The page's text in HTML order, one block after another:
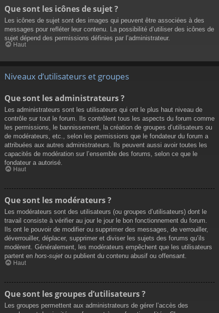
Que sont les icônes de sujet ?
Les icônes de sujet sont des images qui peuvent être associées à des
messages pour refléter leur contenu. La possibilité d’utiliser des icônes de
sujet dépend des permissions définies par l’administrateur.
Haut
Niveaux d’utilisateurs et groupes
Que sont les administrateurs ?
Les administrateurs sont les utilisateurs qui ont le plus haut niveau de
contrôle sur tout le forum. Ils contrôlent tous les aspects du forum comme
les permissions, le bannissement, la création de groupes d’utilisateurs ou
de modérateurs, etc., selon les permissions que le fondateur du forum a
attribuées aux autres administrateurs. Ils peuvent aussi avoir toutes les
capacités de modération sur l’ensemble des forums, selon ce que le
fondateur a autorisé.
Haut
Que sont les modérateurs ?
Les modérateurs sont des utilisateurs (ou groupes d’utilisateurs) dont le
travail consiste à vérifier au jour le jour le bon fonctionnement du forum.
Ils ont le pouvoir de modifier ou supprimer des messages, de verrouiller,
déverrouiller, déplacer, supprimer et diviser les sujets des forums qu’ils
modèrent. Généralement, les modérateurs empêchent que les utilisateurs
partent en hors-sujet ou publient du contenu abusif ou offensant.
Haut
Que sont les groupes d’utilisateurs ?
Les groupes permettent aux administrateurs de gérer l’accès des